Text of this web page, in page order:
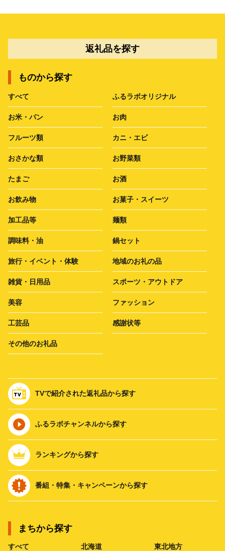
返礼品を探す
ものから探す
すべて ふるラボオリジナル
お米・パン お肉
フルーツ類 カニ・エビ
おさかな類 お野菜類
たまご お酒
お飲み物 お菓子・スイーツ
加工品等 麺類
調味料・油 鍋セット
旅行・イベント・体験 地域のお礼の品
雑貨・日用品 スポーツ・アウトドア
美容 ファッション
工芸品 感謝状等
その他のお礼品
TVで紹介された返礼品から探す
ふるラボチャンネルから探す
ランキングから探す
番組・特集・キャンペーンから探す
まちから探す
すべて 北海道 東北地方